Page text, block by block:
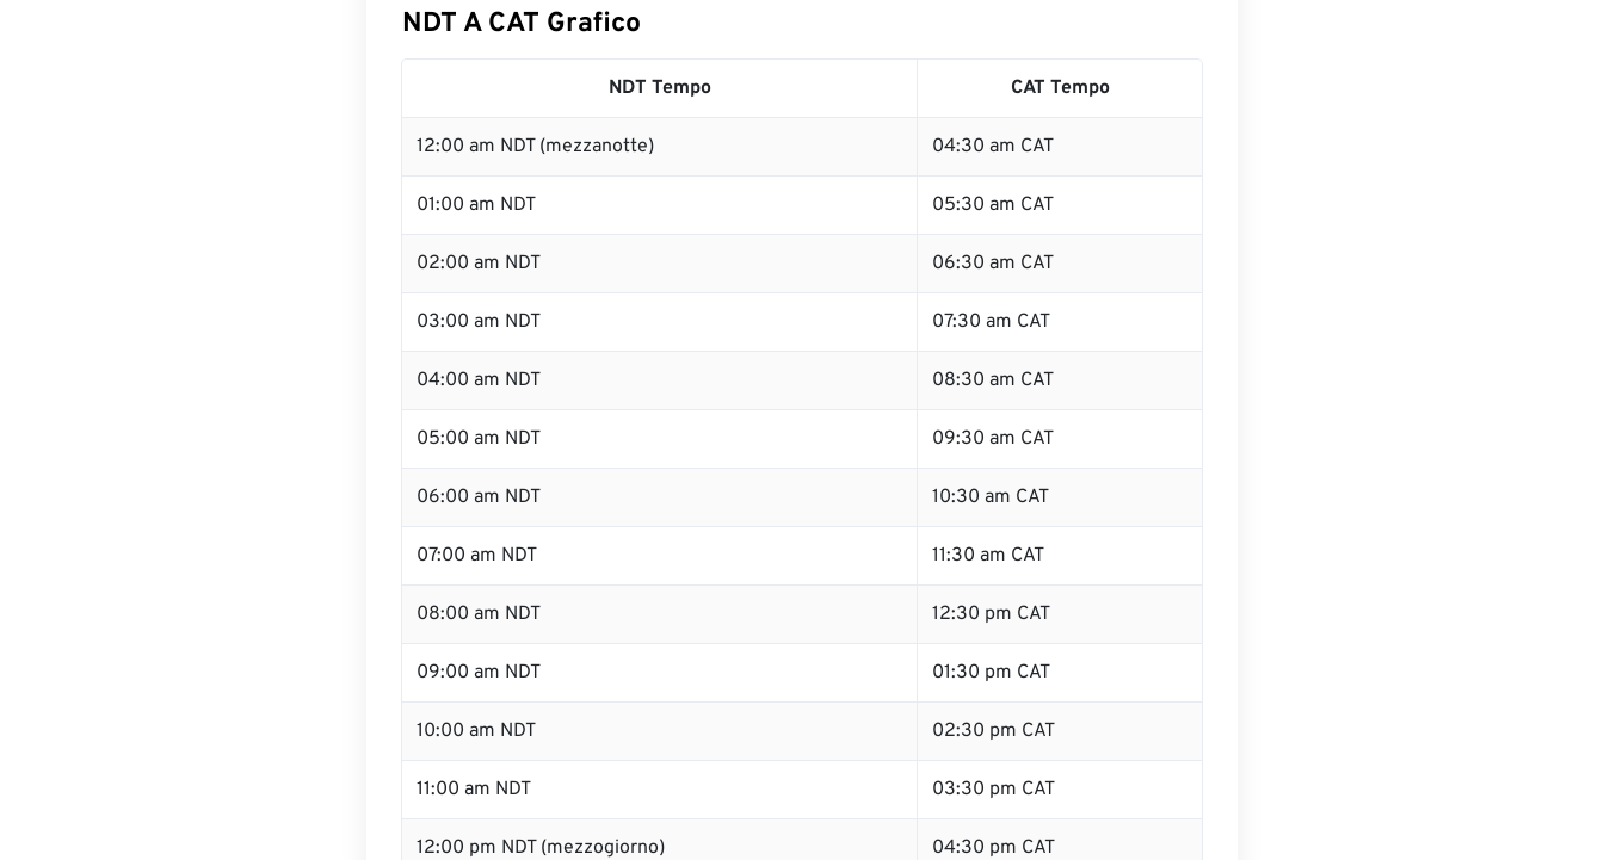
NDT A CAT Grafico
NDT Tempo CAT Tempo
12:00 am NDT (mezzanotte) 04:30 am CAT
01:00 am NDT 05:30 am CAT
02:00 am NDT 06:30 am CAT
03:00 am NDT 07:30 am CAT
04:00 am NDT 08:30 am CAT
05:00 am NDT 09:30 am CAT
06:00 am NDT 10:30 am CAT
07:00 am NDT 11:30 am CAT
08:00 am NDT 12:30 pm CAT
09:00 am NDT 01:30 pm CAT
10:00 am NDT 02:30 pm CAT
11:00 am NDT 03:30 pm CAT
12:00 pm NDT (mezzogiorno) 04:30 pm CAT